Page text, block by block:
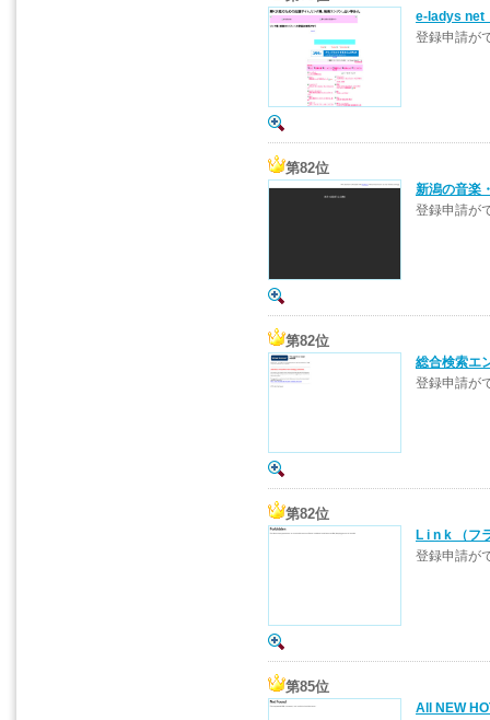
e-ladys net
登録申請が
第82位
新潟の音楽
登録申請が
第82位
総合検索
登録申請が
第82位
L i n k （フ
登録申請が
第85位
All NEW